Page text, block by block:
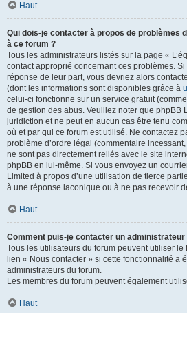
Haut
Qui dois-je contacter à propos de problèmes
à ce forum ?
Tous les administrateurs listés sur la page «
contact approprié concernant ces problèmes. Si
réponse de leur part, vous devriez alors
(dont les informations sont disponibles grâce à
celui-ci fonctionne sur un service gratuit
de gestion des abus. Veuillez noter que phpBB
juridiction et ne peut en aucun cas être tenu
où et par qui ce forum est utilisé. Ne contactez
problème d’ordre légal (commentaire
ne sont pas directement reliés avec le site
phpBB en lui-même. Si vous envoyez un
Limited à propos d’une utilisation de tierce
à une réponse laconique ou à ne pas recevoir
Haut
Comment puis-je contacter un administrateur
Tous les utilisateurs du forum peuvent utiliser
lien « Nous contacter » si cette fonctionnalité a
administrateurs du forum.
Les membres du forum peuvent également
Haut